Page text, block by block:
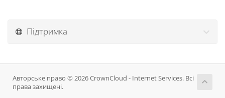
Підтримка
Авторське право © 2026 CrownCloud - Internet Services. Всі
права захищені.